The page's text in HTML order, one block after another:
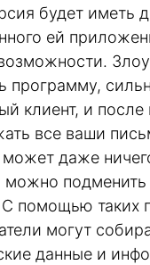
будет иметь
ей
программу,
клиент, и
все ваши
может даже
можно
С помощью таких
могут
данные и